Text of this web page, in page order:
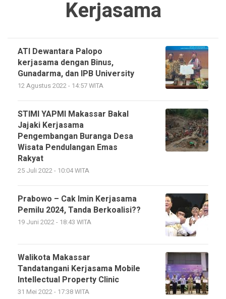
Kerjasama
ATI Dewantara Palopo
kerjasama dengan Binus,
Gunadarma, dan IPB University
12 Agustus 2022 - 14:57 WITA
STIMI YAPMI Makassar Bakal
Jajaki Kerjasama
Pengembangan Buranga Desa
Wisata Pendulangan Emas
Rakyat
25 Juli 2022 - 10:04 WITA
Prabowo – Cak Imin Kerjasama
Pemilu 2024, Tanda Berkoalisi??
19 Juni 2022 - 18:43 WITA
Walikota Makassar
Tandatangani Kerjasama Mobile
Intellectual Property Clinic
31 Mei 2022 - 17:38 WITA